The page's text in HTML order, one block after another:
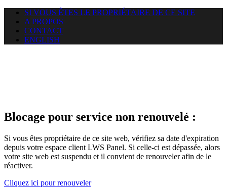
SI VOUS ÊTES LE PROPRIÉTAIRE DE CE SITE
A PROPOS
CONTACT
ENGLISH
Blocage pour service non renouvelé :
Si vous êtes propriétaire de ce site web, vérifiez sa date d'expiration
depuis votre espace client LWS Panel. Si celle-ci est dépassée, alors
votre site web est suspendu et il convient de renouveler afin de le
réactiver.
Cliquez ici pour renouveler